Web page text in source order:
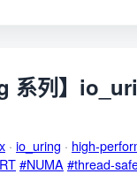
系列】
· io_uring · high-
#NUMA #thread-